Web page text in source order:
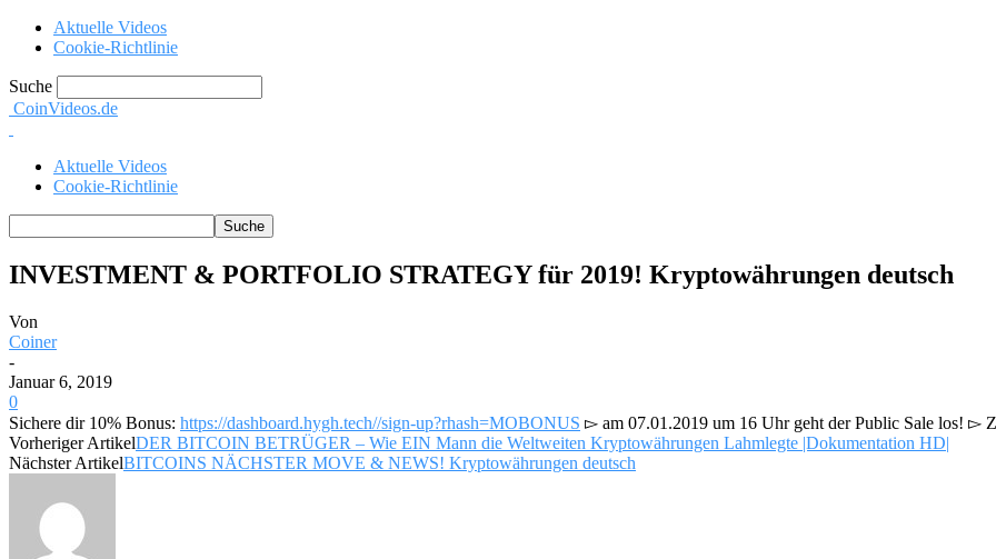
Aktuelle Videos
Cookie-Richtlinie
Suche
CoinVideos.de
Aktuelle Videos
Cookie-Richtlinie
INVESTMENT & PORTFOLIO STRATEGY für 2019! Kryptowährungen deutsch
Von
Coiner
-
Januar 6, 2019
0
Sichere dir 10% Bonus: https://dashboard.hygh.tech//sign-up?rhash=MOBONUS ▻ am 07.01.2019 um 16 Uhr geht der Public Sale los! ▻
Vorheriger ArtikelDER BITCOIN BETRÜGER – Wie EIN Mann die Weltweiten Kryptowährungen Lahmlegte |Dokumentation HD|
Nächster ArtikelBITCOINS NÄCHSTER MOVE & NEWS! Kryptowährungen deutsch